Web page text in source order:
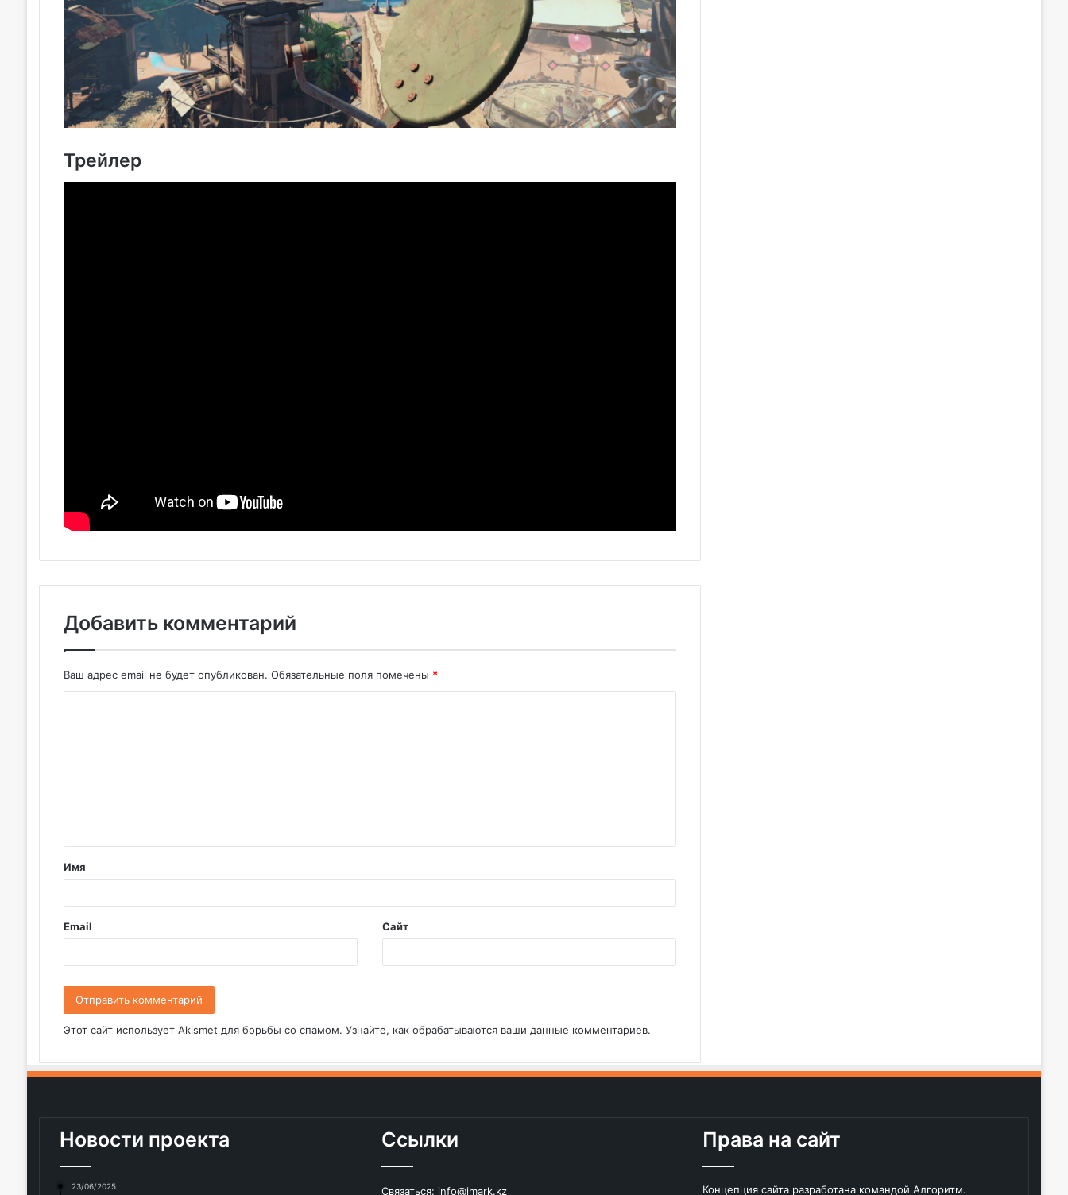
Трейлер
Добавить комментарий
Ваш адрес email не будет опубликован. Обязательные поля помечены *
т
а
й
*
Имя
Email Сайт
Этот сайт использует Akismet для борьбы со спамом. Узнайте, как обрабатываются ваши данные комментариев.
Новости проекта
23/06/2025
Ссылки
Связаться: info@imark.kz
Права на сайт
Концепция сайта разработана командой Алгоритм.